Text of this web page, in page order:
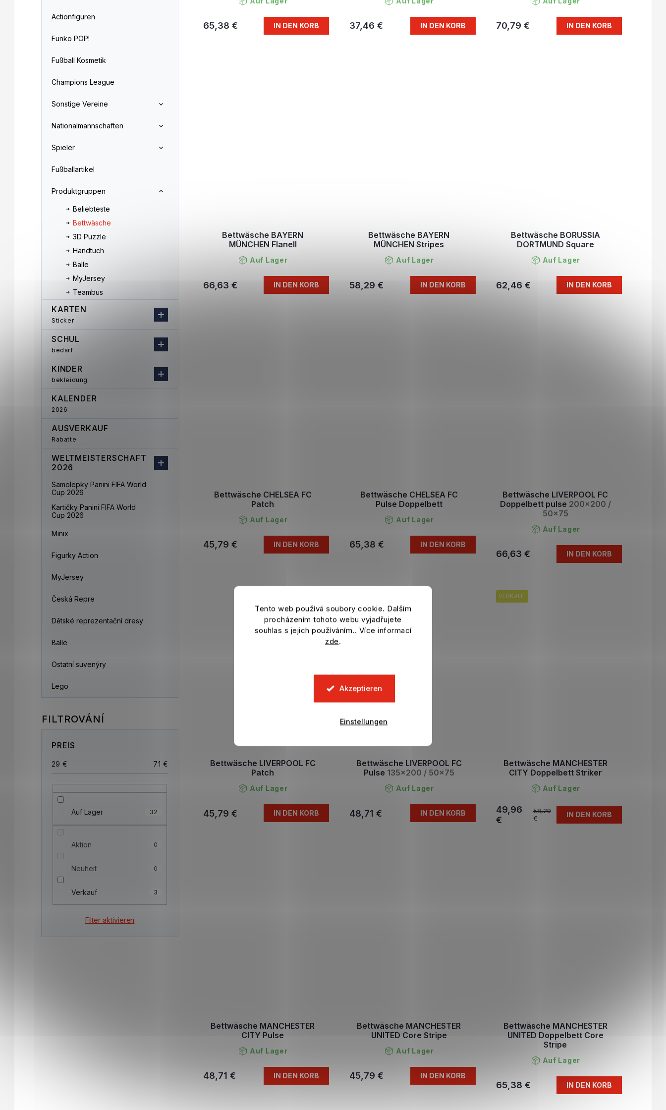
Tento web používá soubory cookie. Dalším
procházením tohoto webu vyjadřujete
souhlas s jejich používáním.. Více informací
zde.
Akzeptieren
Einstellungen
Actionfiguren
Funko POP!
Fußball Kosmetik
Champions League
Sonstige Vereine
Nationalmannschaften
Spieler
Fußballartikel
Produktgruppen
Beliebteste
Bettwäsche
3D Puzzle
Handtuch
Bälle
MyJersey
Teambus
KARTEN
Sticker
SCHUL
bedarf
KINDER
bekleidung
KALENDER
2026
AUSVERKAUF
Rabatte
WELTMEISTERSCHAFT
2026
Samolepky Panini FIFA World
Cup 2026
Kartičky Panini FIFA World
Cup 2026
Minix
Figurky Action
MyJersey
Česká Repre
Dětské reprezentační dresy
Bälle
Ostatní suvenýry
Lego
PREIS
29 € 71 €
Auf Lager 32
Aktion 0
Neuheit 0
Verkauf 3
Filter aktivieren
65,38 € IN DEN KORB 37,46 € IN DEN KORB 70,79 € IN DEN KORB
Bettwäsche BAYERN
MÜNCHEN Flanell
Auf Lager
66,63 € IN DEN KORB
Bettwäsche BAYERN
MÜNCHEN Stripes
Auf Lager
58,29 € IN DEN KORB
Bettwäsche BORUSSIA
DORTMUND Square
Auf Lager
62,46 € IN DEN KORB
Bettwäsche CHELSEA FC
Patch
Auf Lager
45,79 € IN DEN KORB
Bettwäsche CHELSEA FC
Pulse Doppelbett
Auf Lager
65,38 € IN DEN KORB
Bettwäsche LIVERPOOL FC
Doppelbett pulse 200x200 /
50x75
Auf Lager
66,63 € IN DEN KORB
Bettwäsche LIVERPOOL FC
Patch
Auf Lager
45,79 € IN DEN KORB
Bettwäsche LIVERPOOL FC
Pulse 135x200 / 50x75
Auf Lager
48,71 € IN DEN KORB
VERKAUF
Bettwäsche MANCHESTER
CITY Doppelbett Striker
Auf Lager
58,29
€
49,96
€
IN DEN KORB
Bettwäsche MANCHESTER
CITY Pulse
Auf Lager
48,71 € IN DEN KORB
Bettwäsche MANCHESTER
UNITED Core Stripe
Auf Lager
45,79 € IN DEN KORB
Bettwäsche MANCHESTER
UNITED Doppelbett Core
Stripe
Auf Lager
65,38 € IN DEN KORB